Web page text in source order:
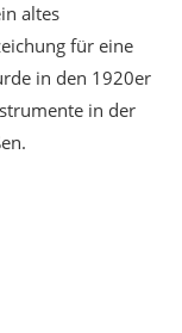
altes
für eine
in den 1920er
in der